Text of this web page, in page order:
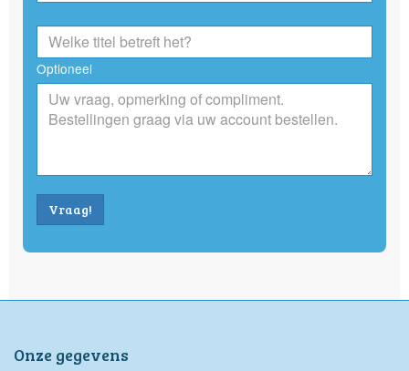
Optioneel
Vraag!
Onze gegevens